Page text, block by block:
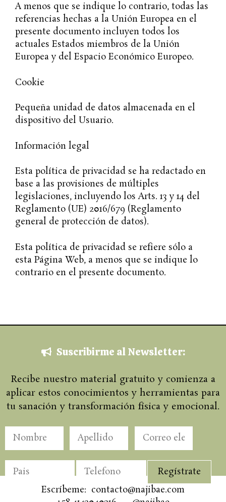
A menos que se indique lo contrario, todas las
referencias hechas a la Unión Europea en el
presente documento incluyen todos los
actuales Estados miembros de la Unión
Europea y del Espacio Económico Europeo.
Cookie
Pequeña unidad de datos almacenada en el
dispositivo del Usuario.
Información legal
Esta política de privacidad se ha redactado en
base a las provisiones de múltiples
legislaciones, incluyendo los Arts. 13 y 14 del
Reglamento (UE) 2016/679 (Reglamento
general de protección de datos).
Esta política de privacidad se refiere sólo a
esta Página Web, a menos que se indique lo
contrario en el presente documento.
Suscribirme al Newsletter:
Recibe nuestro material gratuito y comienza a
aplicar estos conocimientos y herramientas para
tu sanación y transformación física y emocional.
Escríbeme: contacto@najibae.com